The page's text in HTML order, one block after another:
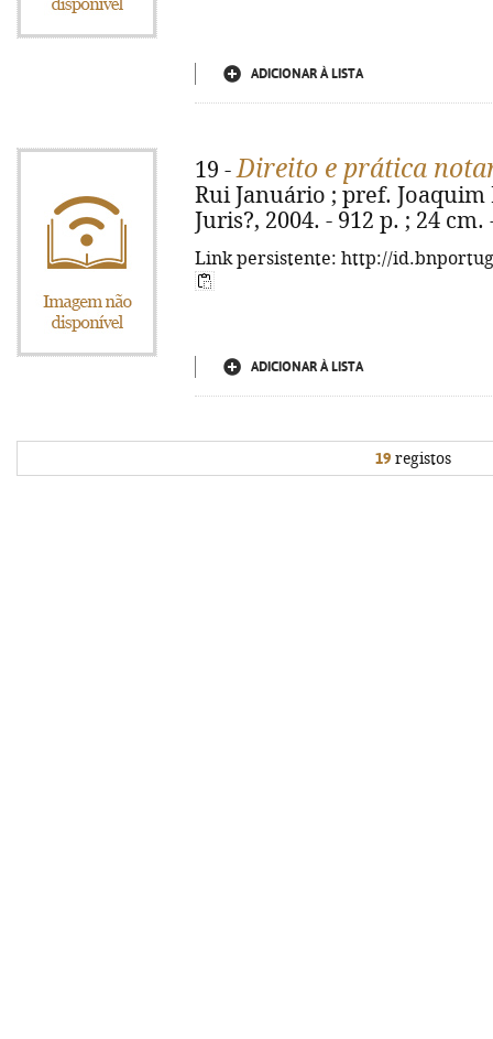
ADICIONAR À LISTA
19 -Direito e prática
Rui Januário ; pref. Joaquim
Juris?, 2004. - 912 p. ; 24 cm.
Link persistente: http://
ADICIONAR À LISTA
19registos